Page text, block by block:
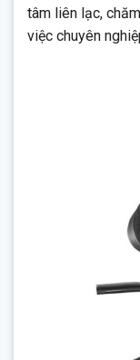
tâm liên lạc,
việc chuyên